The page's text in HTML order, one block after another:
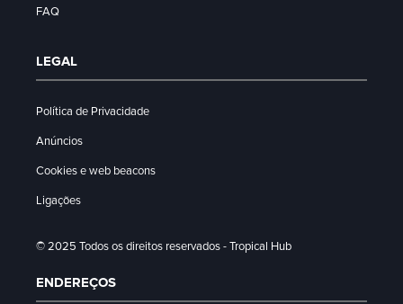
FAQ
LEGAL
Política de Privacidade
Anúncios
Cookies e web beacons
Ligações
© 2025 Todos os direitos reservados - Tropical Hub
ENDEREÇOS